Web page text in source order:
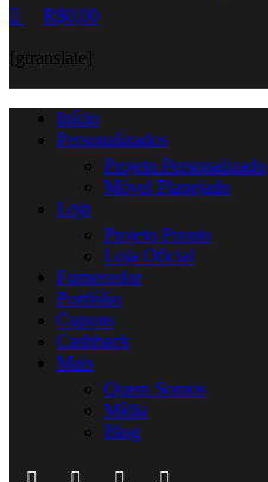
R$0,00
[gtranslate]
Início
Personalizados
Projeto Personalizado
Móvel Planejado
Loja
Projeto Pronto
Loja Oficial
Fornecedor
Portfólio
Cupons
Cashback
Mais
Quem Somos
Mídia
Blog